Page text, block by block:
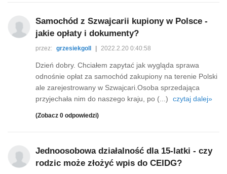
Samochód z Szwajcarii kupiony w Polsce -
jakie opłaty i dokumenty?
przez: grzesiekgoll 2022.2.20 0:40:58
Dzień dobry. Chciałem zapytać jak wygląda sprawa
odnośnie opłat za samochód zakupiony na terenie Polski
ale zarejestrowany w Szwajcari.Osoba sprzedająca
przyjechała nim do naszego kraju, po (...)
czytaj dalej»
(Zobacz 0 odpowiedzi)
Jednoosobowa działalność dla 15-latki - czy
rodzic może złożyć wpis do CEIDG?